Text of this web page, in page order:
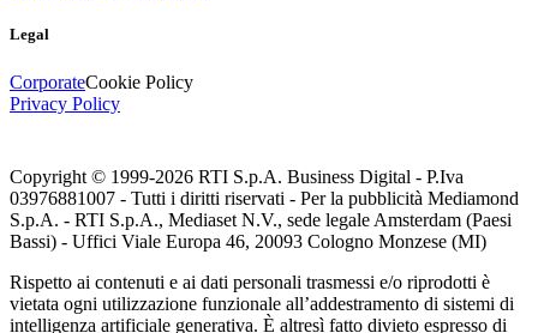
Legal
CorporateCookie Policy
Privacy Policy
Copyright © 1999-2026 RTI S.p.A. Business Digital - P.Iva
03976881007 - Tutti i diritti riservati - Per la pubblicità Mediamond
S.p.A. - RTI S.p.A., Mediaset N.V., sede legale Amsterdam (Paesi
Bassi) - Uffici Viale Europa 46, 20093 Cologno Monzese (MI)
Rispetto ai contenuti e ai dati personali trasmessi e/o riprodotti è
vietata ogni utilizzazione funzionale all’addestramento di sistemi di
intelligenza artificiale generativa. È altresì fatto divieto espresso di